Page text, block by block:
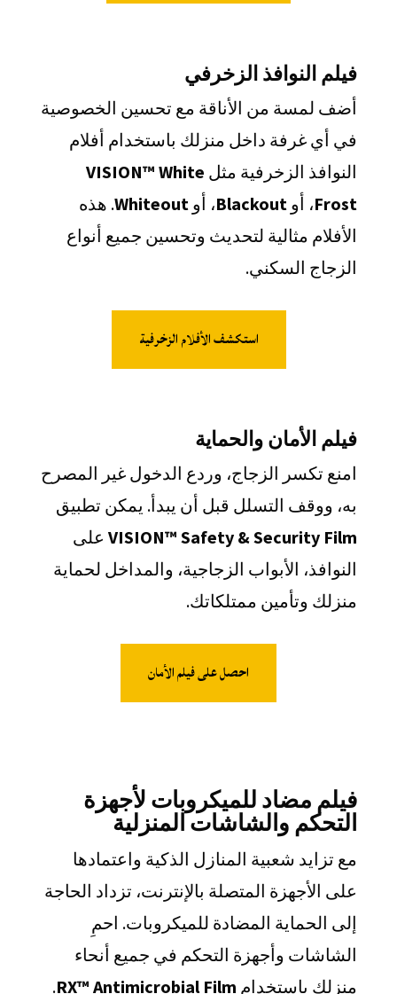
فيلم النوافذ الزخرفي
أضف لمسة من الأناقة مع تحسين الخصوصية
في أي غرفة داخل منزلك باستخدام أفلام
النوافذ الزخرفية مثل VISION™ White
Frost، أو Blackout، أو Whiteout. هذه
الأفلام مثالية لتحديث وتحسين جميع أنواع
الزجاج السكني.
استكشف الأفلام الزخرفية
فيلم الأمان والحماية
امنع تكسر الزجاج، وردع الدخول غير المصرح
به، ووقف التسلل قبل أن يبدأ. يمكن تطبيق
VISION™ Safety & Security Filmعلى
النوافذ، الأبواب الزجاجية، والمداخل لحماية
منزلك وتأمين ممتلكاتك.
احصل على فيلم الأمان
فيلم مضاد للميكروبات لأجهزة
التحكم والشاشات المنزلية
مع تزايد شعبية المنازل الذكية واعتمادها
على الأجهزة المتصلة بالإنترنت، تزداد الحاجة
إلى الحماية المضادة للميكروبات. احمِ
الشاشات وأجهزة التحكم في جميع أنحاء
منزلك باستخدام RX™ Antimicrobial Film
.